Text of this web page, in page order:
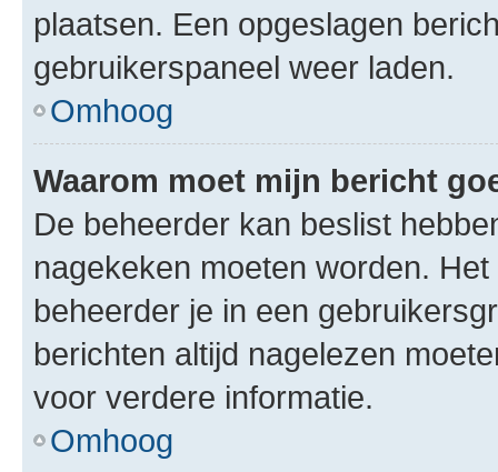
plaatsen. Een opgeslagen
gebruikerspaneel weer laden.
Omhoog
Waarom moet mijn bericht
De beheerder kan beslist
nagekeken moeten worden.
beheerder je in een
berichten altijd nagelezen
voor verdere informatie.
Omhoog